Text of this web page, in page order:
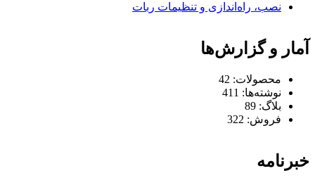
نصب، راه‌اندازی و تنظیمات ربات
آمار و گزارش‌ها
محصولات: 42
نوشته‌ها: 411
بلاگ: 89
فروش: 322
خبرنامه